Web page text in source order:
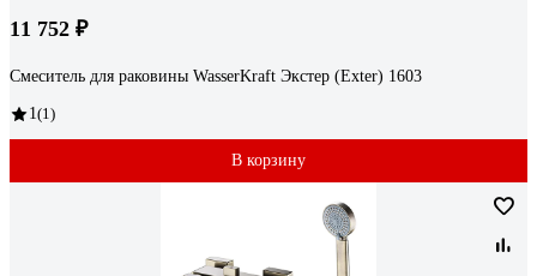
11 752 ₽
Смеситель для раковины WasserKraft Экстер (Exter) 1603
1(1)
В корзину